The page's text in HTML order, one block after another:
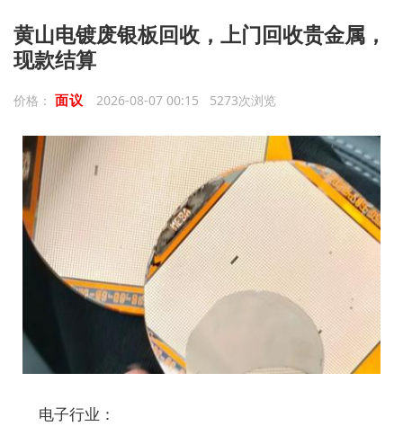
黄山电镀废银板回收，上门回收贵金属，
现款结算
价格： 面议 2026-08-07 00:15 5273次浏览
电子行业：